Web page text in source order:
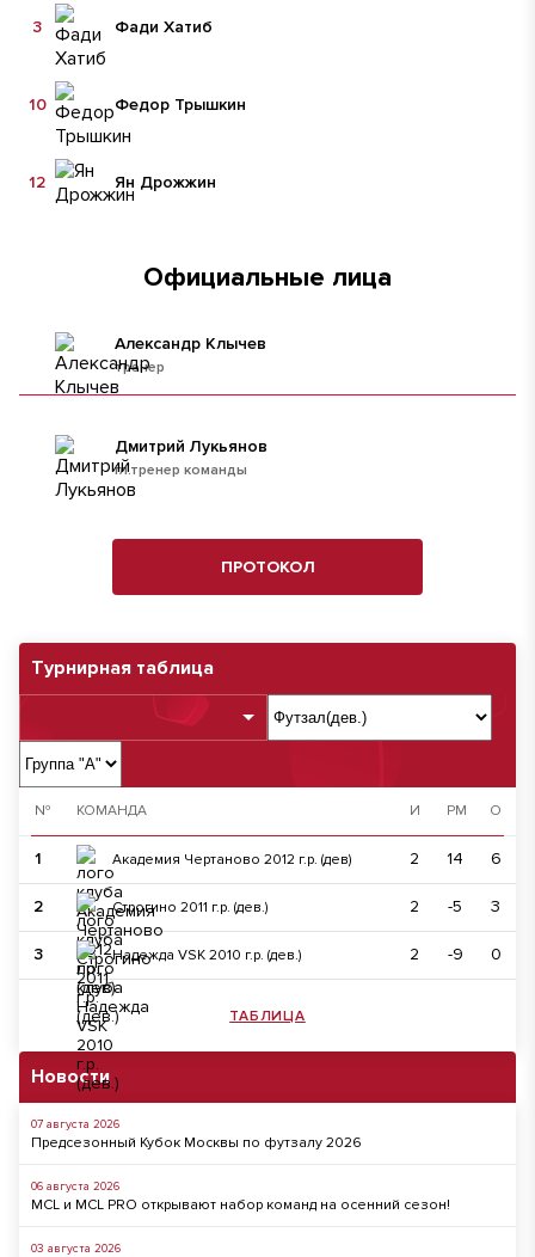
Турнирная таблица
№ КОМАНДА И РМ О
1 Академия Чертаново 2012 г.р. (дев) 2 14 6
2 Строгино 2011 г.р. (дев.) 2 -5 3
3 Надежда VSK 2010 г.р. (дев.) 2 -9 0
ТАБЛИЦА
Новости
07 августа 2026
Предсезонный Кубок Москвы по футзалу 2026
06 августа 2026
MCL и MCL PRO открывают набор команд на осенний сезон!
03 августа 2026
Фади Хатиб
3
Федор Трышкин
10
Ян Дрожжин
12
Официальные лица
тренер
Александр Клычев
гл.тренер команды
Дмитрий Лукьянов
ПРОТОКОЛ